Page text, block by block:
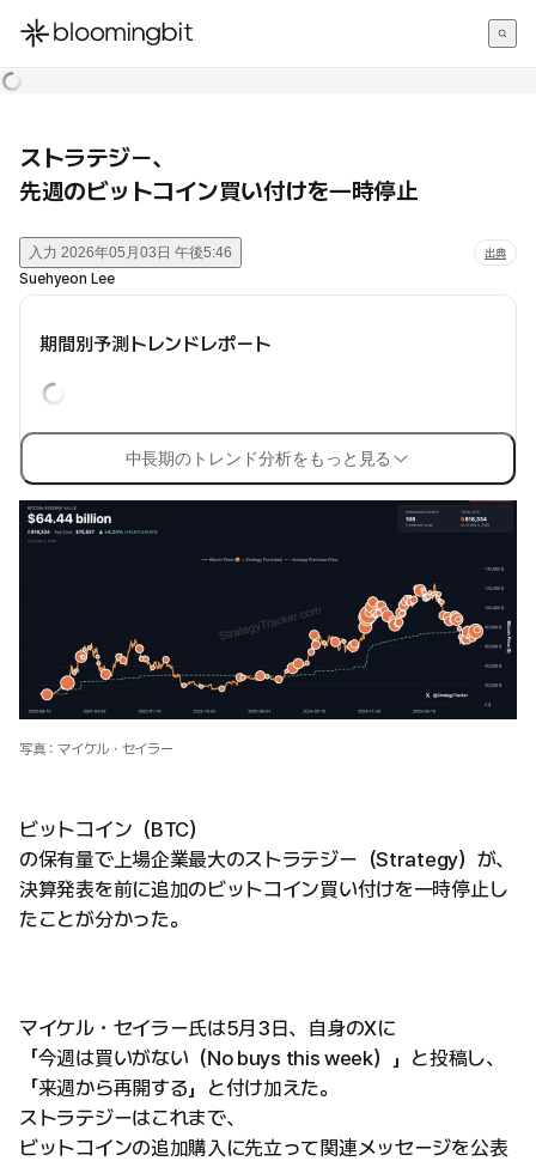
한국어
ストラテジー、
先週のビットコイン買い付けを一時停止
入力 2026年05月03日 午後5:46 出典
Suehyeon Lee
期間別予測トレンドレポート
中長期のトレンド分析をもっと見る
写真：マイケル・セイラー
ビットコイン（BTC）
の保有量で上場企業最大のストラテジー（Strategy）が、
決算発表を前に追加のビットコイン買い付けを一時停止し
たことが分かった。
マイケル・セイラー氏は5月3日、自身のXに
「今週は買いがない（No buys this week）」と投稿し、
「来週から再開する」と付け加えた。
ストラテジーはこれまで、
ビットコインの追加購入に先立って関連メッセージを公表